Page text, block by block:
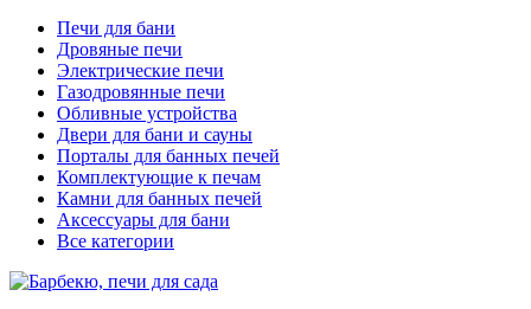
Печи для бани
Дровяные печи
Электрические печи
Газодровянные печи
Обливные устройства
Двери для бани и сауны
Порталы для банных печей
Комплектующие к печам
Камни для банных печей
Аксессуары для бани
Все категории